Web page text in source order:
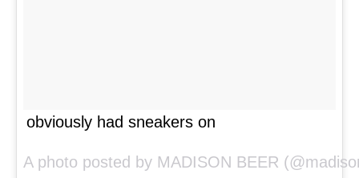
obviously had sneakers on
A photo posted by MADISON BEER